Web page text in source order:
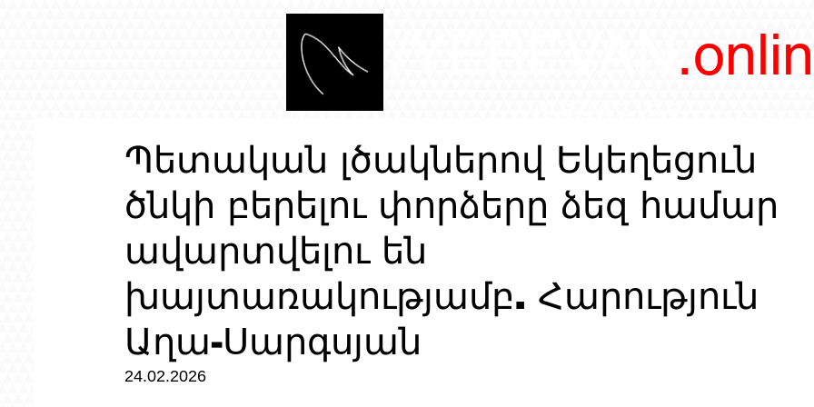
Պետական լծակներով Եկեղեցուն
ծնկի բերելու փորձերը ձեզ համար
ավարտվելու են
խայտառակությամբ. Հարություն
Աղա-Սարգսյան
24.02.2026